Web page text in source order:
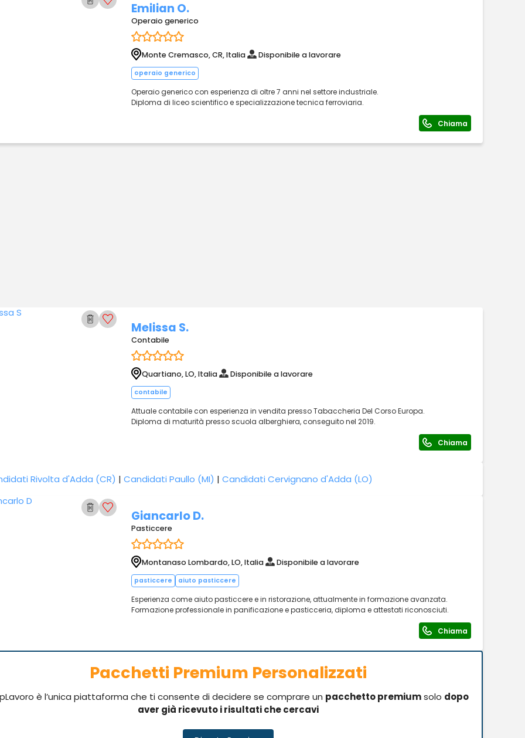
Emilian O.
Operaio generico
Monte Cremasco, CR, Italia Disponibile a lavorare
operaio generico
Operaio generico con esperienza di oltre 7 anni nel settore industriale.
Diploma di liceo scientifico e specializzazione tecnica ferroviaria.
Chiama
Melissa S.
Contabile
Quartiano, LO, Italia Disponibile a lavorare
contabile
Attuale contabile con esperienza in vendita presso Tabaccheria Del Corso Europa.
Diploma di maturità presso scuola alberghiera, conseguito nel 2019.
Chiama
Rivolta d'Adda (CR) | Candidati Paullo (MI) | Candidati Cervignano d'Adda (LO)
Giancarlo D.
Pasticcere
Montanaso Lombardo, LO, Italia Disponibile a lavorare
pasticcere aiuto pasticcere
Esperienza come aiuto pasticcere e in ristorazione, attualmente in formazione avanzata.
Formazione professionale in panificazione e pasticceria, diploma e attestati riconosciuti.
Chiama
Pacchetti Premium Personalizzati
è l’unica piattaforma che ti consente di decidere se comprare un pacchetto premiumsolo dopo
aver già ricevuto i risultati che cercavi